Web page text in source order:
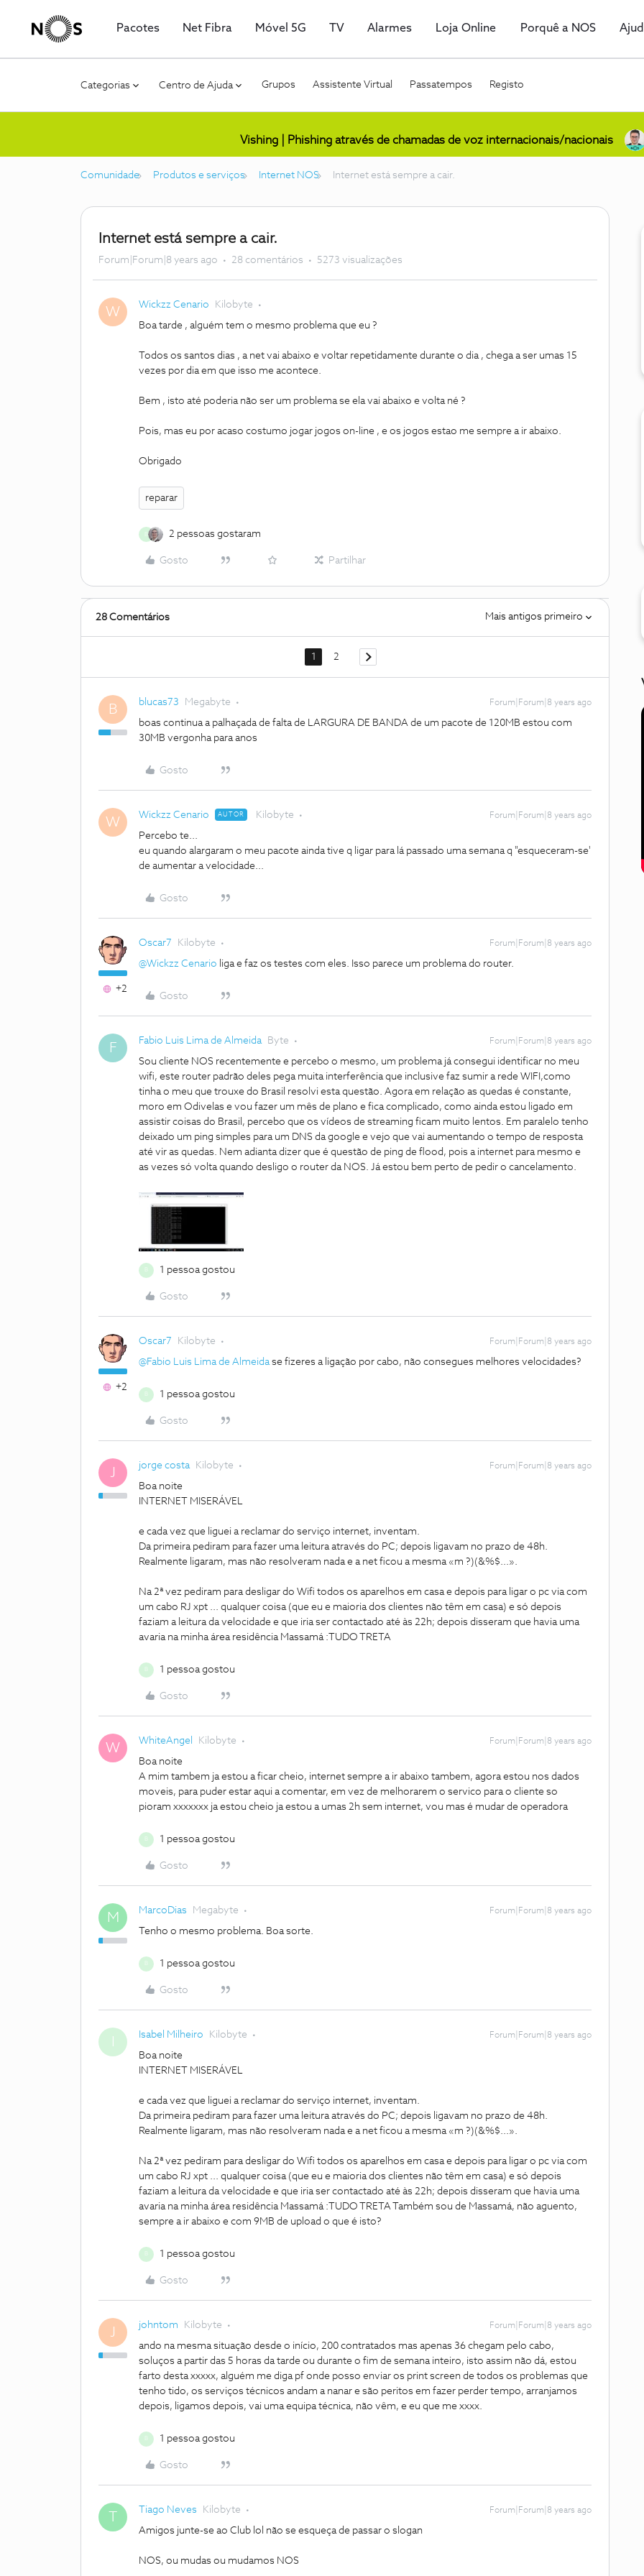
Pacotes Net Fibra Móvel 5G TV Alarmes Loja Online Porquê a NOS
Categorias Centro de Ajuda Grupos Assistente Virtual Passatempos Registo
Vishing | Phishing através de chamadas de voz internacionais/nacionais
Comunidade Produtos e serviços Internet NOS Internet está sempre a cair.
Internet está sempre a cair.
Forum|Forum|8 years ago 28 comentários 5273 visualizações
W Wickzz Cenario Kilobyte
Boa tarde , alguém tem o mesmo problema que eu ?
Todos os santos dias , a net vai abaixo e voltar repetidamente durante o dia , chega a ser umas 15
vezes por dia em que isso me acontece.
Bem , isto até poderia não ser um problema se ela vai abaixo e volta né ?
Pois, mas eu por acaso costumo jogar jogos on-line , e os jogos estao me sempre a ir abaixo.
Obrigado
reparar
2 pessoas gostaram
Gosto Partilhar
28 Comentários Mais antigos primeiro
1 2
B blucas73 Megabyte Forum|Forum|8 years ago
boas continua a palhaçada de falta de LARGURA DE BANDA de um pacote de 120MB estou com
30MB vergonha para anos
Gosto
W Wickzz Cenario AUTOR Kilobyte Forum|Forum|8 years ago
Percebo te...
eu quando alargaram o meu pacote ainda tive q ligar para lá passado uma semana q "esqueceram-se'
de aumentar a velocidade...
Gosto
+2
Oscar7 Kilobyte Forum|Forum|8 years ago
@Wickzz Cenario liga e faz os testes com eles. Isso parece um problema do router.
Gosto
F Fabio Luis Lima de Almeida Byte Forum|Forum|8 years ago
Sou cliente NOS recentemente e percebo o mesmo, um problema já consegui identificar no meu
wifi, este router padrão deles pega muita interferência que inclusive faz sumir a rede WIFI,como
tinha o meu que trouxe do Brasil resolvi esta questão. Agora em relação as quedas é constante,
moro em Odivelas e vou fazer um mês de plano e fica complicado, como ainda estou ligado em
assistir coisas do Brasil, percebo que os vídeos de streaming ficam muito lentos. Em paralelo tenho
deixado um ping simples para um DNS da google e vejo que vai aumentando o tempo de resposta
até vir as quedas. Nem adianta dizer que é questão de ping de flood, pois a internet para mesmo e
as vezes só volta quando desligo o router da NOS. Já estou bem perto de pedir o cancelamento.
1 pessoa gostou
Gosto
+2
Oscar7 Kilobyte Forum|Forum|8 years ago
@Fabio Luis Lima de Almeidase fizeres a ligação por cabo, não consegues melhores velocidades?
1 pessoa gostou
Gosto
J jorge costa Kilobyte Forum|Forum|8 years ago
Boa noite
INTERNET MISERÁVEL
e cada vez que liguei a reclamar do serviço internet, inventam.
Da primeira pediram para fazer uma leitura através do PC; depois ligavam no prazo de 48h.
Realmente ligaram, mas não resolveram nada e a net ficou a mesma «m ?)(&%$...».
Na 2ª vez pediram para desligar do Wifi todos os aparelhos em casa e depois para ligar o pc via com
um cabo RJ xpt ... qualquer coisa (que eu e maioria dos clientes não têm em casa) e só depois
faziam a leitura da velocidade e que iria ser contactado até às 22h; depois disseram que havia uma
avaria na minha área residência Massamá :TUDO TRETA
1 pessoa gostou
Gosto
W WhiteAngel Kilobyte Forum|Forum|8 years ago
Boa noite
A mim tambem ja estou a ficar cheio, internet sempre a ir abaixo tambem, agora estou nos dados
moveis, para puder estar aqui a comentar, em vez de melhorarem o servico para o cliente so
pioram xxxxxxx ja estou cheio ja estou a umas 2h sem internet, vou mas é mudar de operadora
1 pessoa gostou
Gosto
M MarcoDias Megabyte Forum|Forum|8 years ago
Tenho o mesmo problema. Boa sorte.
1 pessoa gostou
Gosto
Isabel Milheiro Kilobyte Forum|Forum|8 years ago
Boa noite
INTERNET MISERÁVEL
e cada vez que liguei a reclamar do serviço internet, inventam.
Da primeira pediram para fazer uma leitura através do PC; depois ligavam no prazo de 48h.
Realmente ligaram, mas não resolveram nada e a net ficou a mesma «m ?)(&%$...».
Na 2ª vez pediram para desligar do Wifi todos os aparelhos em casa e depois para ligar o pc via com
um cabo RJ xpt ... qualquer coisa (que eu e maioria dos clientes não têm em casa) e só depois
faziam a leitura da velocidade e que iria ser contactado até às 22h; depois disseram que havia uma
avaria na minha área residência Massamá :TUDO TRETATambém sou de Massamá, não aguento,
sempre a ir abaixo e com 9MB de upload o que é isto?
1 pessoa gostou
Gosto
J johntom Kilobyte Forum|Forum|8 years ago
ando na mesma situação desde o início, 200 contratados mas apenas 36 chegam pelo cabo,
soluços a partir das 5 horas da tarde ou durante o fim de semana inteiro, isto assim não dá, estou
farto desta xxxxx, alguém me diga pf onde posso enviar os print screen de todos os problemas que
tenho tido, os serviços técnicos andam a nanar e são peritos em fazer perder tempo, arranjamos
depois, ligamos depois, vai uma equipa técnica, não vêm, e eu que me xxxx.
1 pessoa gostou
Gosto
T Tiago Neves Kilobyte Forum|Forum|8 years ago
Amigos junte-se ao Club lol não se esqueça de passar o slogan
NOS, ou mudas ou mudamos NOS